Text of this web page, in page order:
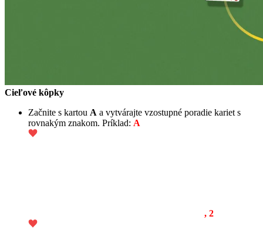
Cieľové kôpky
Začnite s kartou A a vytvárajte vzostupné poradie kariet s
rovnakým znakom. Príklad: A
, 2